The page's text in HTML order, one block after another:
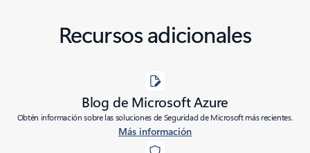
Recursos adicionales
Blog de Microsoft Azure
Obtén información sobre las soluciones de Seguridad de Microsoft más recientes.
Más información